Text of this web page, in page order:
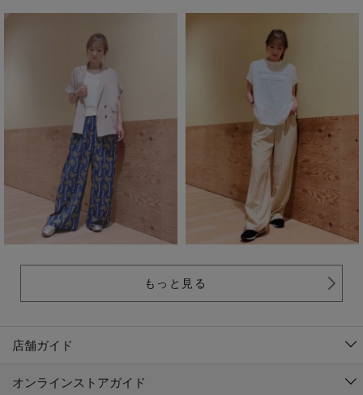
もっと見る
店舗ガイド
オンラインストアガイド